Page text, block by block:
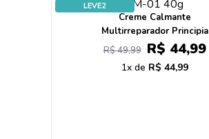
LEVE2
Creme Calmante
Multirreparador Principia
CM-01 40g
R$49,99 R$ 44,99
1 R$ 44,99